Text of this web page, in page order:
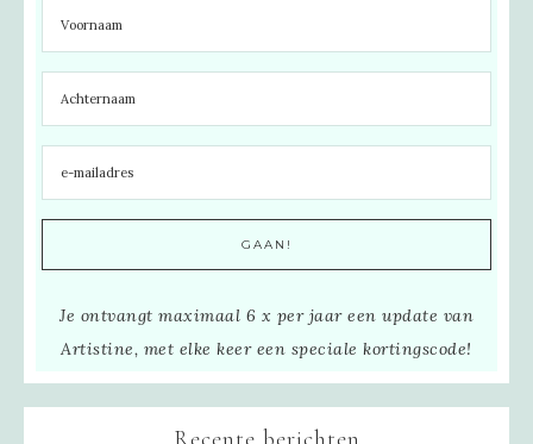
Je ontvangt maximaal 6 x per jaar een update van
Artistine, met elke keer een speciale kortingscode!